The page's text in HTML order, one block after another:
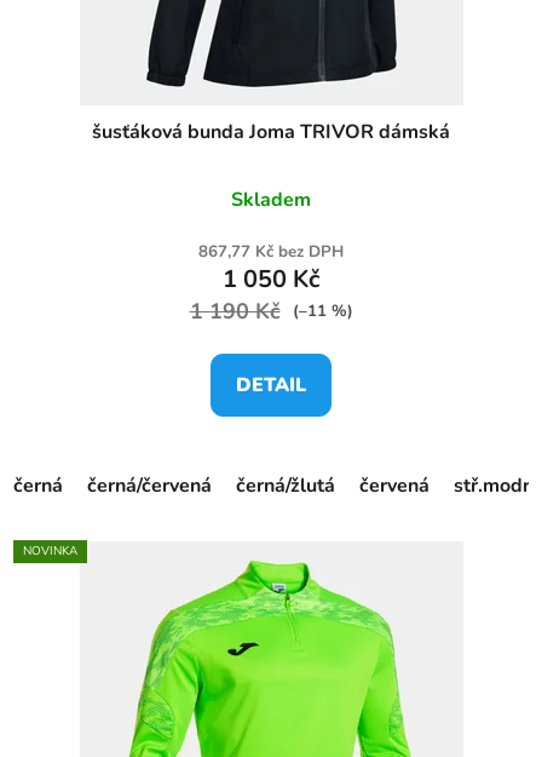
šusťáková bunda Joma TRIVOR dámská
Skladem
867,77 Kč bez DPH
1 050 Kč
1 190 Kč (–11 %)
DETAIL
černá černá/červená černá/žlutá červená stř.modrá
NOVINKA